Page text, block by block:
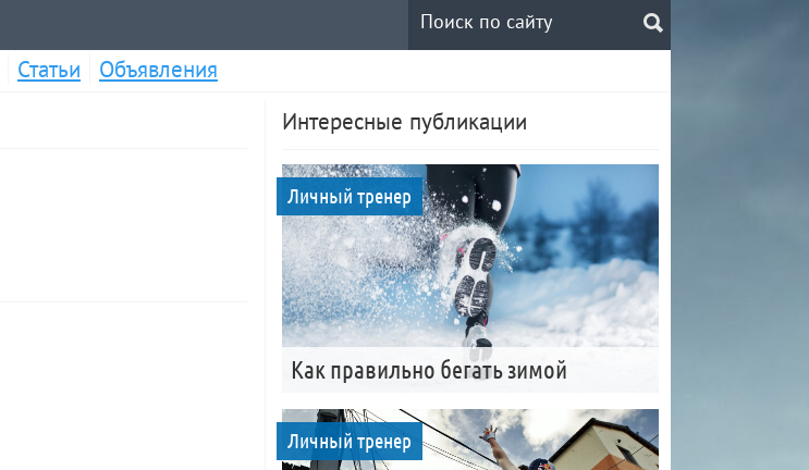
Статьи
Объявления
Интересные публикации
Личный тренер
Как правильно бегать зимой
Личный тренер